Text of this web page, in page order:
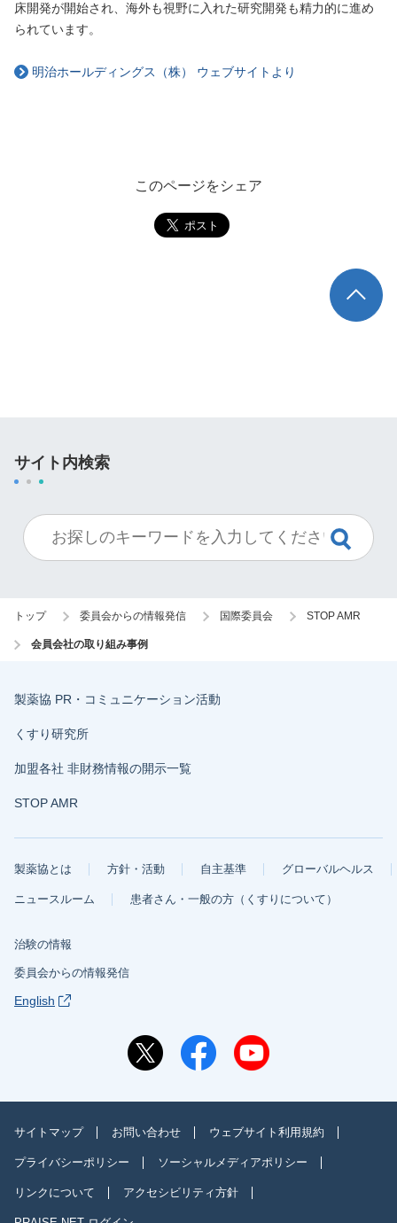
床開発が開始され、海外も視野に入れた研究開発も精力的に進め
られています。
明治ホールディングス（株） ウェブサイトより
このページをシェア
TOP
サイト内検索
トップ 委員会からの情報発信 国際委員会 STOP AMR
会員会社の取り組み事例
製薬協 PR・コミュニケーション活動
くすり研究所
加盟各社 非財務情報の開示一覧
STOP AMR
製薬協とは 方針・活動 自主基準 グローバルヘルス
ニュースルーム 患者さん・一般の方（くすりについて）
治験の情報
委員会からの情報発信
English
サイトマップ お問い合わせ ウェブサイト利用規約
プライバシーポリシー ソーシャルメディアポリシー
リンクについて アクセシビリティ方針